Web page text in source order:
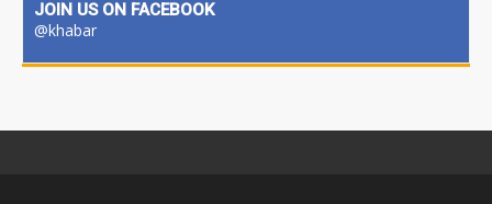
JOIN US ON FACEBOOK
@khabar